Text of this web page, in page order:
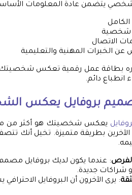
يتضمن عادةً المعلومات
شخصية
الاتصال
الخبرات المهنية والتعليمية
بطاقة عمل رقمية تعكس شخصيتك
انطباع دائم.
بروفايل يعكس
يعكس شخصيتك هو أكثر من
بطريقة متميزة. تخيل أنك
: عندما يكون لديك بروفايل
شراكات جديدة.
: يرى الآخرون أن البروفايل